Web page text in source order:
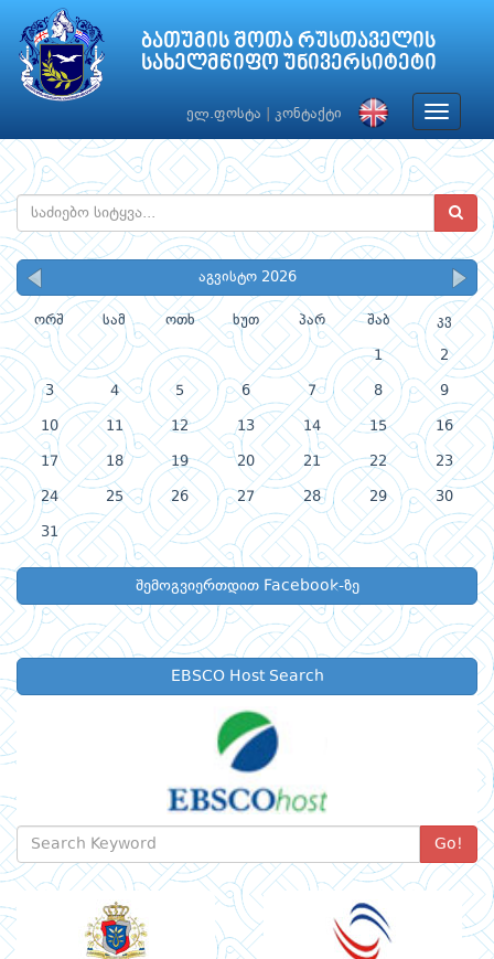
ბათუმის შოთა რუსთაველის
სახელმწიფო უნივერსიტეტი
ელ.ფოსტა კონტაქტი
Toggle
აგვისტო 2026
ორშ სამ ოთხ ხუთ პარ შაბ კვ
1 2
3 4 5 6 7 8 9
10 11 12 13 14 15 16
17 18 19 20 21 22 23
24 25 26 27 28 29 30
31
შემოგვიერთდით Facebook-ზე
EBSCO Host Search
Go!